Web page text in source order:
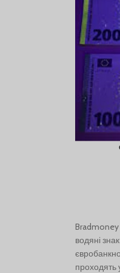
Bradmoney
водяні
проходять